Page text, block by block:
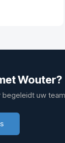
Wouter?
uw